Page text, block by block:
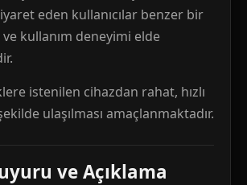
eden kullanıcılar benzer bir
kullanım deneyimi elde
istenilen cihazdan rahat, hızlı
ulaşılması amaçlanmaktadır.
ve Açıklama